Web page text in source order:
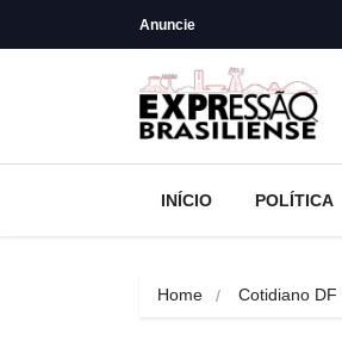
Anuncie
INÍCIO POLÍTICA
Home Cotidiano DF